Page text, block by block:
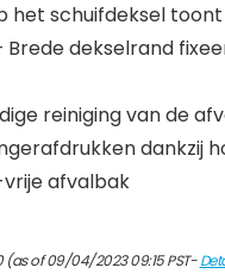
het schuifdeksel
Brede dekselrand
reiniging van de
dankzij
afvalbak
(as of 09/04/2023 09:15 PST-